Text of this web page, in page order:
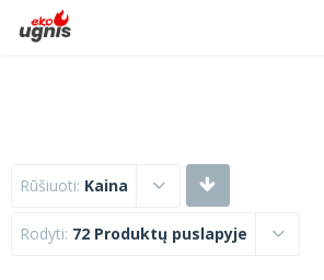
Rūšiuoti: Kaina
Rodyti: 72 Produktų puslapyje